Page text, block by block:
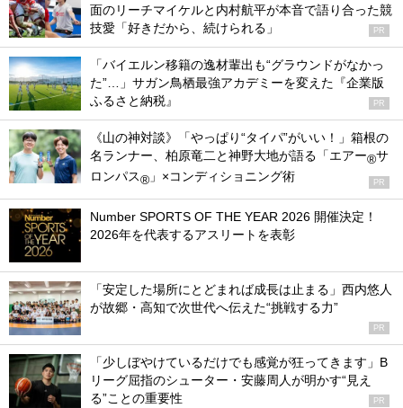
面のリーチマイケルと内村航平が本音で語り合った競
技愛「好きだから、続けられる」
PR
「バイエルン移籍の逸材輩出も“グラウンドがなかっ
た”…」サガン鳥栖最強アカデミーを変えた『企業版
ふるさと納税』
PR
《山の神対談》「やっぱり“タイパ”がいい！」箱根の
名ランナー、柏原竜二と神野大地が語る「エアー®サ
ロンパス® 」×コンディショニング術 PR
Number SPORTS OF THE YEAR 2026 開催決定！
2026年を代表するアスリートを表彰
「安定した場所にとどまれば成長は止まる」西内悠人
が故郷・高知で次世代へ伝えた“挑戦する力”
PR
「少しぼやけているだけでも感覚が狂ってきます」B
リーグ屈指のシューター・安藤周人が明かす“見え
る”ことの重要性
PR